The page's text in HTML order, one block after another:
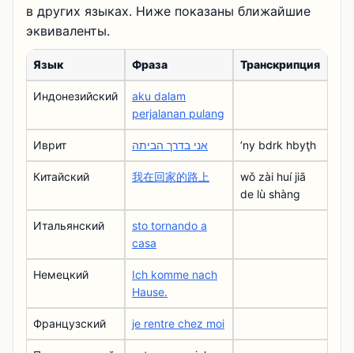
в других языках. Ниже показаны ближайшие
эквиваленты.
Язык Фраза Транскрипция
Индонезийский
aku dalam
perjalanan pulang
Иврит אני בדרך הביתה ʼny bdrk hbyţh
Китайский 我在回家的路上
wǒ zài huí jiā
de lù shàng
Итальянский
sto tornando a
casa
Немецкий
Ich komme nach
Hause.
Французский je rentre chez moi